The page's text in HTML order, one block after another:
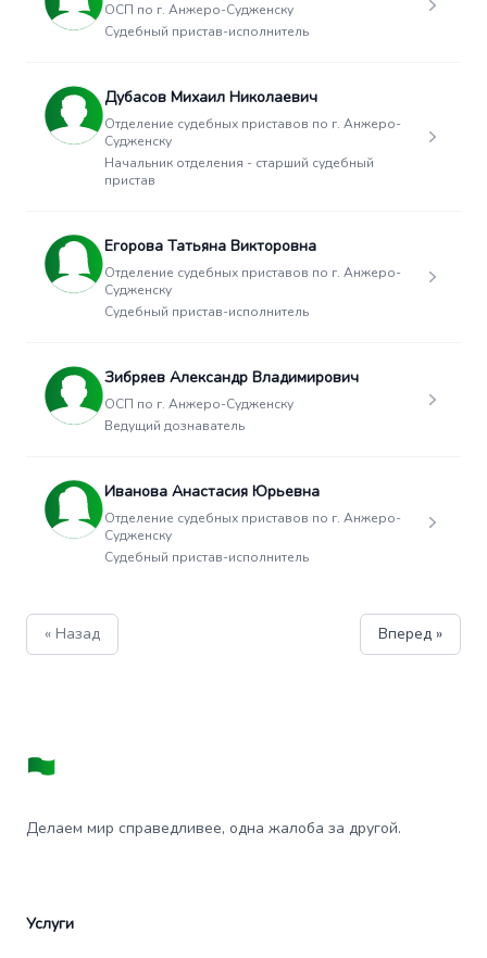
ОСП по г. Анжеро-Судженску
Судебный пристав-исполнитель
Дубасов Михаил Николаевич
Отделение судебных приставов по г. Анжеро-
Судженску
Начальник отделения - старший судебный
пристав
Егорова Татьяна Викторовна
Отделение судебных приставов по г. Анжеро-
Судженску
Судебный пристав-исполнитель
Зибряев Александр Владимирович
ОСП по г. Анжеро-Судженску
Ведущий дознаватель
Иванова Анастасия Юрьевна
Отделение судебных приставов по г. Анжеро-
Судженску
Судебный пристав-исполнитель
« Назад Вперед »
Делаем мир справедливее, одна жалоба за другой.
Услуги